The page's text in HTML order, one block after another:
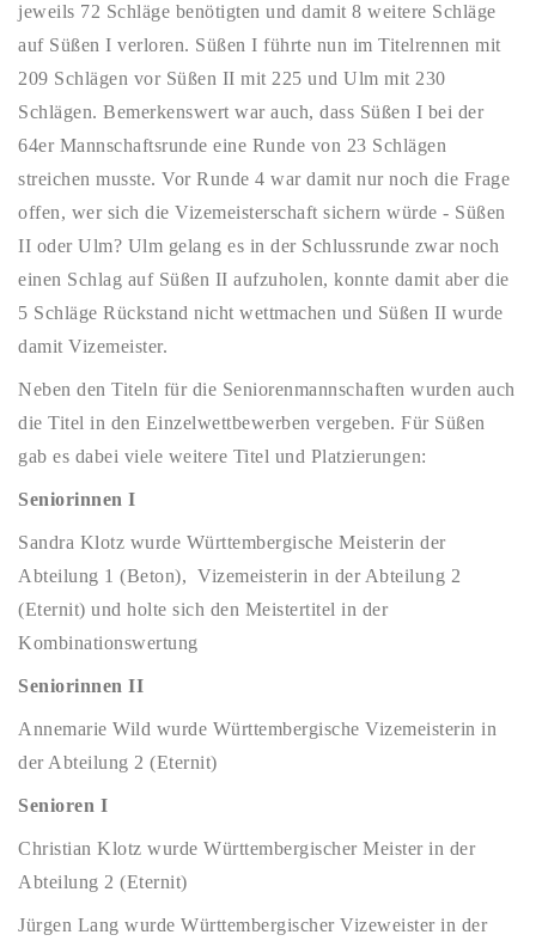
jeweils 72 Schläge benötigten und damit 8 weitere Schläge
auf Süßen I verloren. Süßen I führte nun im Titelrennen mit
209 Schlägen vor Süßen II mit 225 und Ulm mit 230
Schlägen. Bemerkenswert war auch, dass Süßen I bei der
64er Mannschaftsrunde eine Runde von 23 Schlägen
streichen musste. Vor Runde 4 war damit nur noch die Frage
offen, wer sich die Vizemeisterschaft sichern würde - Süßen
II oder Ulm? Ulm gelang es in der Schlussrunde zwar noch
einen Schlag auf Süßen II aufzuholen, konnte damit aber die
5 Schläge Rückstand nicht wettmachen und Süßen II wurde
damit Vizemeister.
Neben den Titeln für die Seniorenmannschaften wurden auch
die Titel in den Einzelwettbewerben vergeben. Für Süßen
gab es dabei viele weitere Titel und Platzierungen:
Seniorinnen I
Sandra Klotz wurde Württembergische Meisterin der
Abteilung 1 (Beton), Vizemeisterin in der Abteilung 2
(Eternit) und holte sich den Meistertitel in der
Kombinationswertung
Seniorinnen II
Annemarie Wild wurde Württembergische Vizemeisterin in
der Abteilung 2 (Eternit)
Senioren I
Christian Klotz wurde Württembergischer Meister in der
Abteilung 2 (Eternit)
Jürgen Lang wurde Württembergischer Vizeweister in der